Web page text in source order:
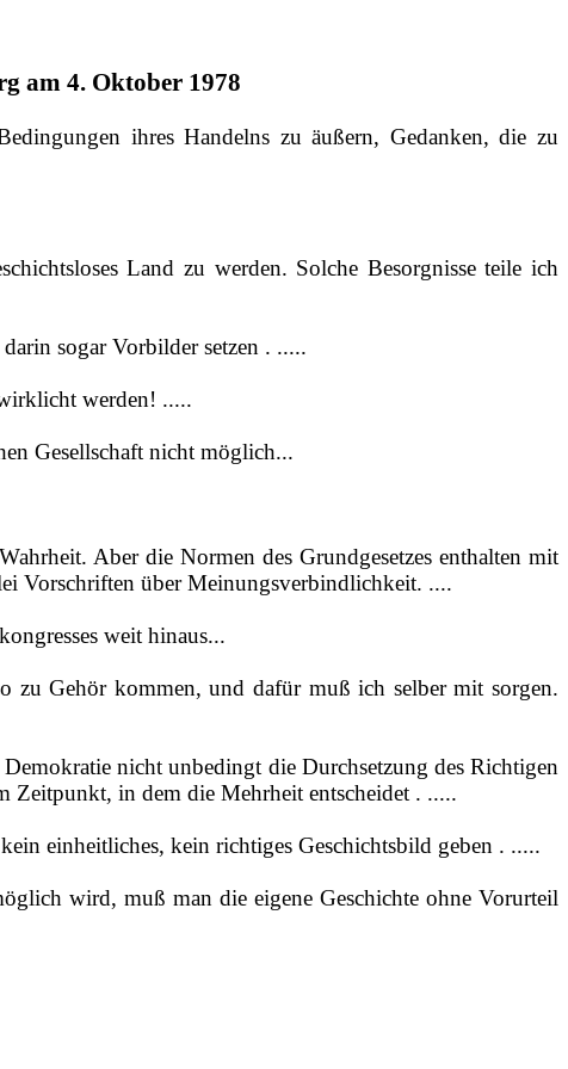
am 4. Oktober 1978
ihres Handelns zu äußern, Gedanken, die zu
Land zu werden. Solche Besorgnisse teile ich
sogar Vorbilder setzen . .....
werden! .....
Gesellschaft nicht möglich...
Aber die Normen des Grundgesetzes enthalten mit
Vorschriften über Meinungsverbindlichkeit. ....
weit hinaus...
zu Gehör kommen, und dafür muß ich selber mit sorgen.
nicht unbedingt die Durchsetzung des Richtigen
Zeitpunkt, in dem die Mehrheit entscheidet . .....
einheitliches, kein richtiges Geschichtsbild geben . .....
wird, muß man die eigene Geschichte ohne Vorurteil